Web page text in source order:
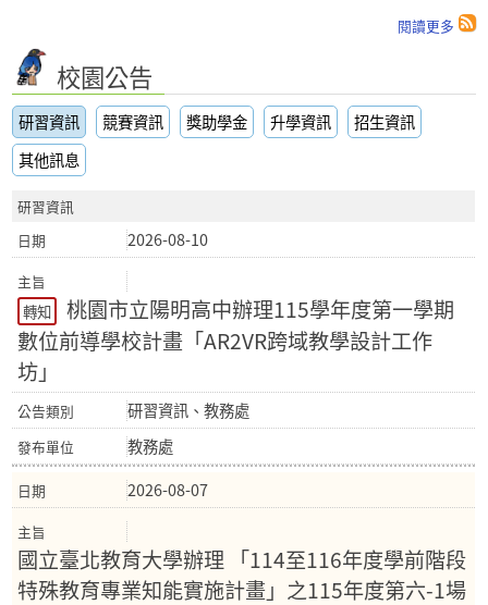
閱讀更多
校園公告
研習資訊 競賽資訊 獎助學金 升學資訊
招生資訊
其他訊息
研習資訊
2026-08-10
轉知
桃園市立陽明高中辦理115學年度第一學期
數位前導學校計畫「AR2VR跨域教學設計工作
坊」
研習資訊、教務處
教務處
2026-08-07
國立臺北教育大學辦理 「114至116年度學前階段
特殊教育專業知能實施計畫」之115年度第六-1場